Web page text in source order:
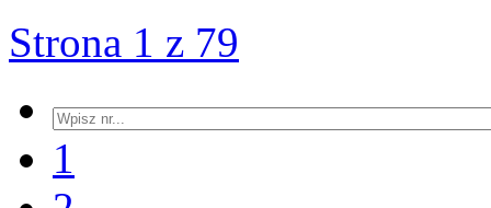
Strona 1 z 79
1